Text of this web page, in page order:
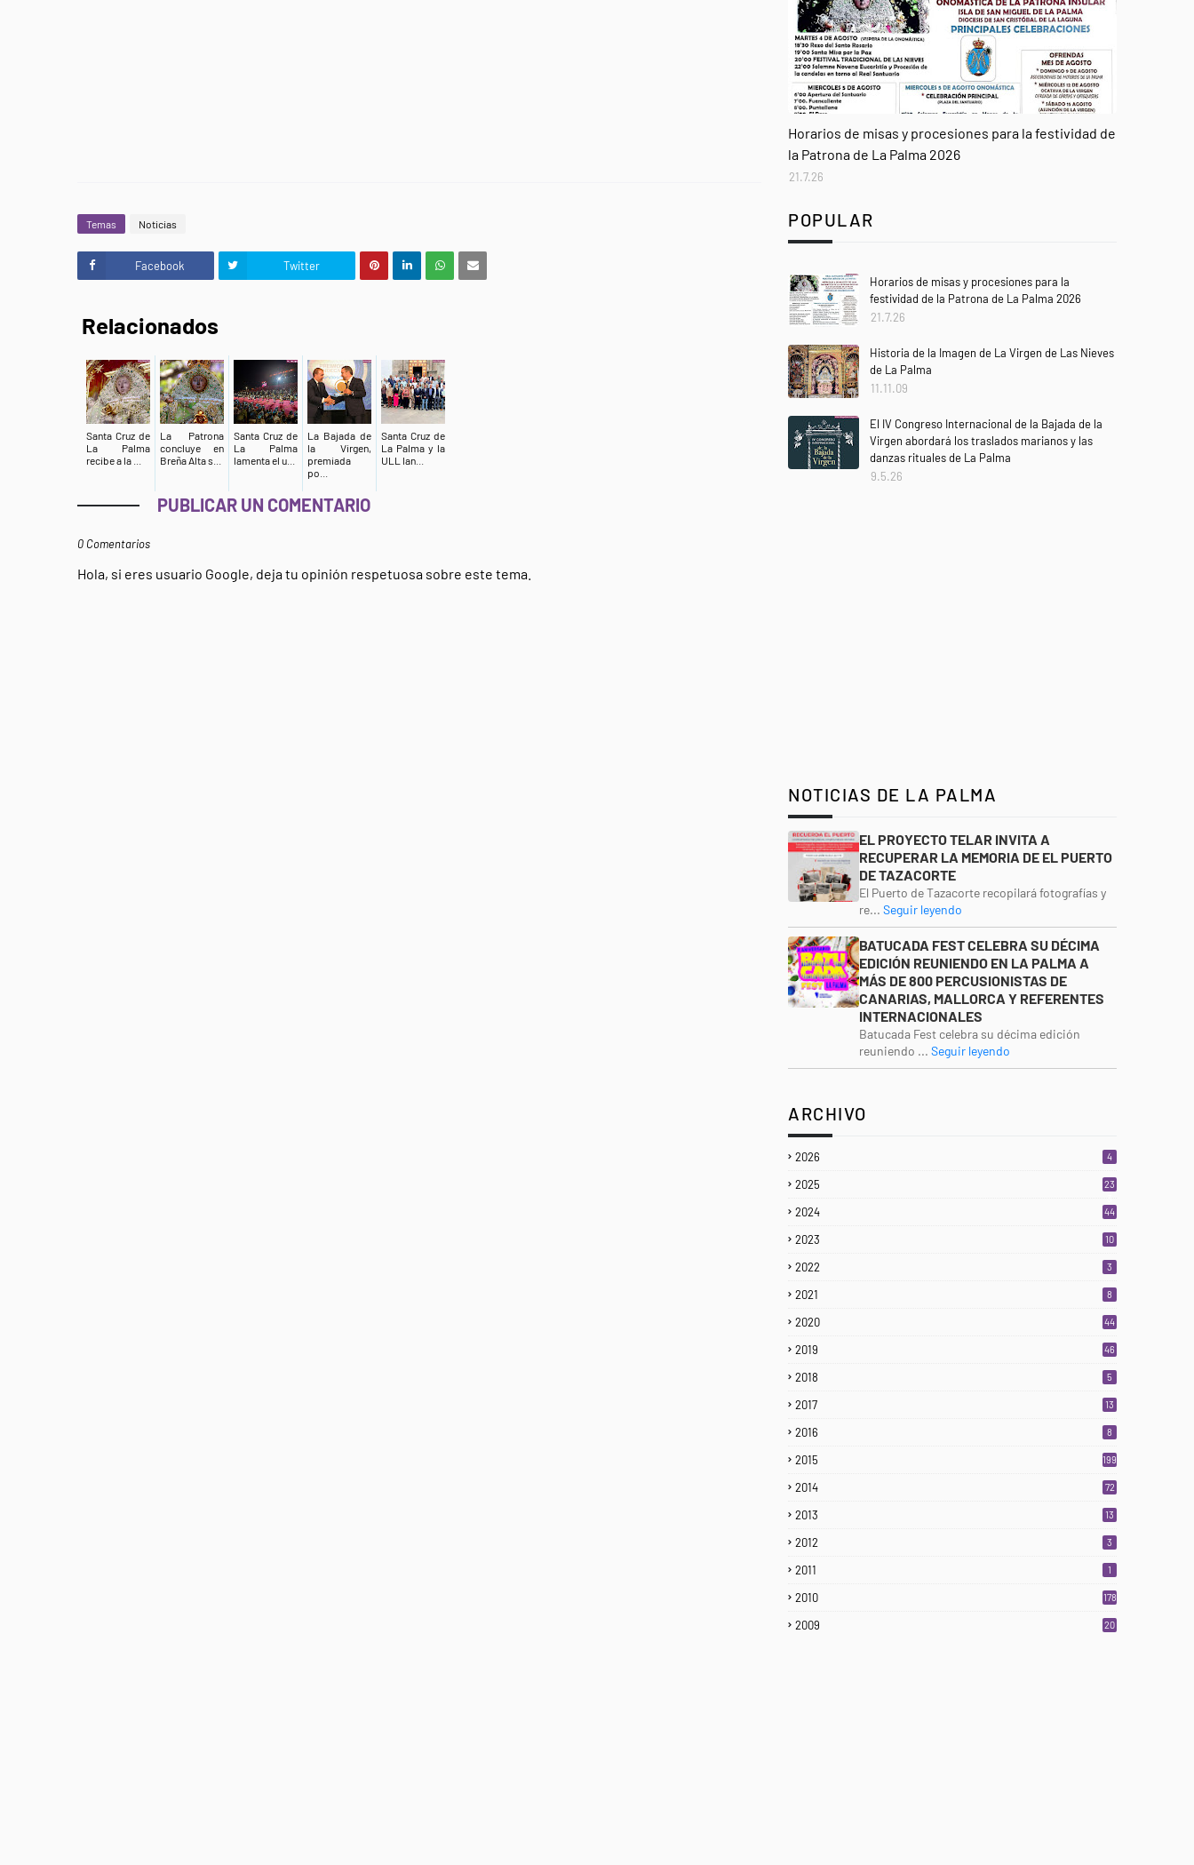
Temas Noticias
Facebook Twitter
Relacionados
Santa Cruz de
La Palma
recibe a la ...
La Patrona
concluye en
Breña Alta s...
Santa Cruz de
La Palma
lamenta el u...
La Bajada de
la Virgen,
premiada
po...
Santa Cruz de
La Palma y la
ULL lan...
PUBLICAR UN COMENTARIO
0 Comentarios
Hola, si eres usuario Google, deja tu opinión respetuosa sobre este tema.
Horarios de misas y procesiones para la festividad de
la Patrona de La Palma 2026
21.7.26
POPULAR
Horarios de misas y procesiones para la
festividad de la Patrona de La Palma 2026
21.7.26
Historia de la Imagen de La Virgen de Las Nieves
de La Palma
11.11.09
El IV Congreso Internacional de la Bajada de la
Virgen abordará los traslados marianos y las
danzas rituales de La Palma
9.5.26
NOTICIAS DE LA PALMA
EL PROYECTO TELAR INVITA A
RECUPERAR LA MEMORIA DE EL PUERTO
DE TAZACORTE
El Puerto de Tazacorte recopilará fotografías y
re... Seguir leyendo
BATUCADA FEST CELEBRA SU DÉCIMA
EDICIÓN REUNIENDO EN LA PALMA A
MÁS DE 800 PERCUSIONISTAS DE
CANARIAS, MALLORCA Y REFERENTES
INTERNACIONALES
Batucada Fest celebra su décima edición
reuniendo ... Seguir leyendo
ARCHIVO
2026 4
2025
23
2024 44
2023 10
2022 3
2021 8
2020 44
2019 46
2018 5
2017 13
2016 8
2015 199
2014 72
2013 13
2012 3
2011 1
2010 178
2009 20